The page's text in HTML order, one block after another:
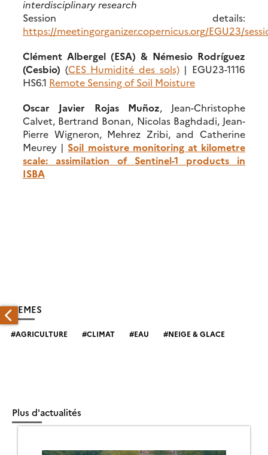
interdisciplinary research
Session details:
https://meetingorganizer.copernicus.org/EGU23/
Clément Albergel (ESA) & Némesio Rodríguez
(Cesbio) (CES Humidité des sols) | EGU23-1116
HS6.1 Remote Sensing of Soil Moisture
Oscar Javier Rojas Muñoz, Jean-Christophe
Calvet, Bertrand Bonan, Nicolas Baghdadi, Jean-
Pierre Wigneron, Mehrez Zribi, and Catherine
Meurey | Soil moisture monitoring at kilometre
scale: assimilation of Sentinel-1 products in
ISBA
THEMES
AGRICULTURE CLIMAT EAU NEIGE & GLACE
Plus d'actualités